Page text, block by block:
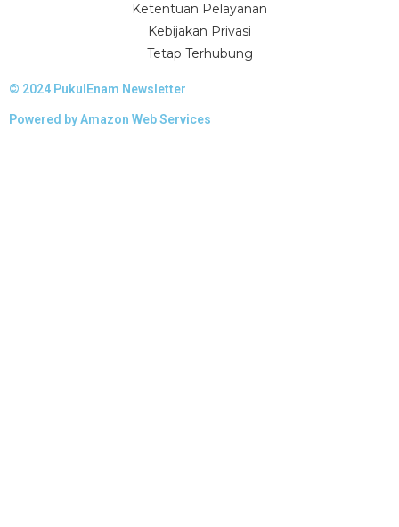
Ketentuan Pelayanan
Kebijakan Privasi
Tetap Terhubung
© 2024 PukulEnam Newsletter
Powered byAmazon Web Services